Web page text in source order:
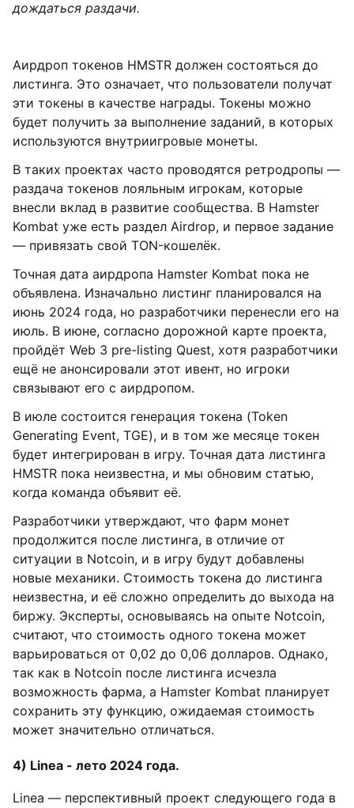
дождаться раздачи.
Аирдроп токенов HMSTR должен состояться до
листинга. Это означает, что пользователи получат
эти токены в качестве награды. Токены можно
будет получить за выполнение заданий, в которых
используются внутриигровые монеты.
В таких проектах часто проводятся ретродропы —
раздача токенов лояльным игрокам, которые
внесли вклад в развитие сообщества. В Hamster
Kombat уже есть раздел Airdrop, и первое задание
— привязать свой TON-кошелёк.
Точная дата аирдропа Hamster Kombat пока не
объявлена. Изначально листинг планировался на
июнь 2024 года, но разработчики перенесли его на
июль. В июне, согласно дорожной карте проекта,
пройдёт Web 3 pre-listing Quest, хотя разработчики
ещё не анонсировали этот ивент, но игроки
связывают его с аирдропом.
В июле состоится генерация токена (Token
Generating Event, TGE), и в том же месяце токен
будет интегрирован в игру. Точная дата листинга
HMSTR пока неизвестна, и мы обновим статью,
когда команда объявит её.
Разработчики утверждают, что фарм монет
продолжится после листинга, в отличие от
ситуации в Notcoin, и в игру будут добавлены
новые механики. Стоимость токена до листинга
неизвестна, и её сложно определить до выхода на
биржу. Эксперты, основываясь на опыте Notcoin,
считают, что стоимость одного токена может
варьироваться от 0,02 до 0,06 долларов. Однако,
так как в Notcoin после листинга исчезла
возможность фарма, а Hamster Kombat планирует
сохранить эту функцию, ожидаемая стоимость
может значительно отличаться.
4) Linea - лето 2024 года.
Linea — перспективный проект следующего года в